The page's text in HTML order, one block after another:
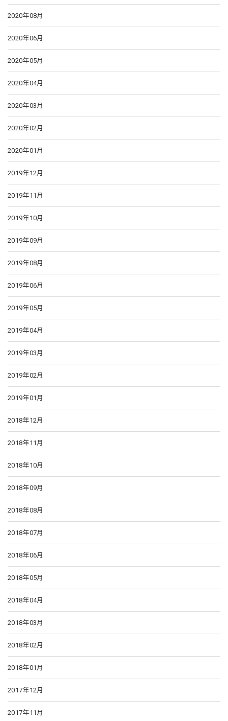
2020年08月
2020年06月
2020年05月
2020年04月
2020年03月
2020年02月
2020年01月
2019年12月
2019年11月
2019年10月
2019年09月
2019年08月
2019年06月
2019年05月
2019年04月
2019年03月
2019年02月
2019年01月
2018年12月
2018年11月
2018年10月
2018年09月
2018年08月
2018年07月
2018年06月
2018年05月
2018年04月
2018年03月
2018年02月
2018年01月
2017年12月
2017年11月